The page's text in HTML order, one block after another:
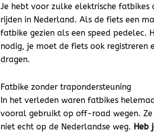
Je hebt voor zulke elektrische fatbikes
rijden in Nederland. Als de fiets een
fatbike gezien als een speed pedelec.
nodig, je moet de fiets ook registreren
dragen.
Fatbike zonder trapondersteuning
In het verleden waren fatbikes
vooral gebruikt op off-road wegen.
niet echt op de Nederlandse weg. Heb